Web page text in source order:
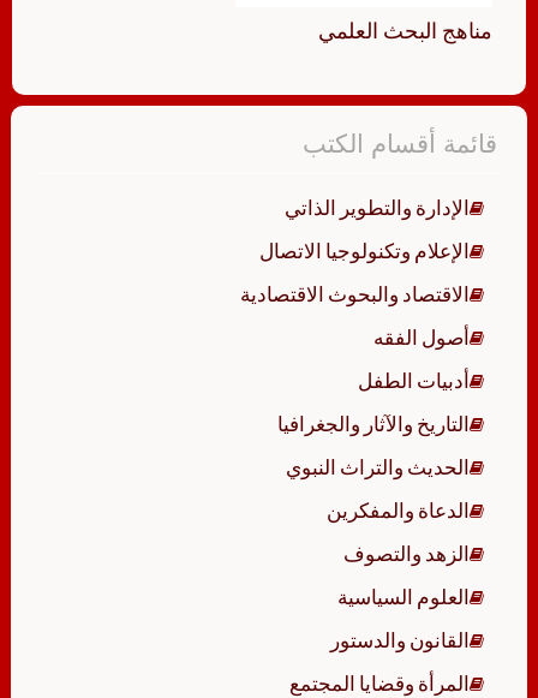
مناهج البحث العلمي
قائمة أقسام الكتب
الإدارة والتطوير الذاتي
الإعلام وتكنولوجيا الاتصال
الاقتصاد والبحوث الاقتصادية
أصول الفقه
أدبيات الطفل
التاريخ والآثار والجغرافيا
الحديث والتراث النبوي
الدعاة والمفكرين
الزهد والتصوف
العلوم السياسية
القانون والدستور
المرأة وقضايا المجتمع